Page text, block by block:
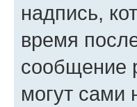
надпись,
время
сообщение
могут сами